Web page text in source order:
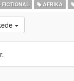
FICTIONAL AFRIKA